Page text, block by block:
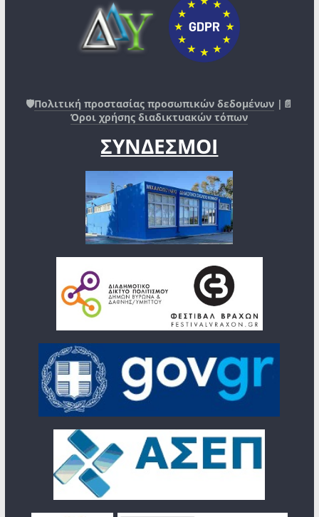
🛡️Πολιτική προστασίας προσωπικών δεδομένων |📄
Όροι χρήσης διαδικτυακών τόπων
ΣΥΝΔΕΣΜΟΙ